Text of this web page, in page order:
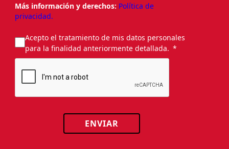
Más información y derechos: Política de
privacidad.
Acepto el tratamiento de mis datos personales
para la finalidad anteriormente detallada.
ENVIAR